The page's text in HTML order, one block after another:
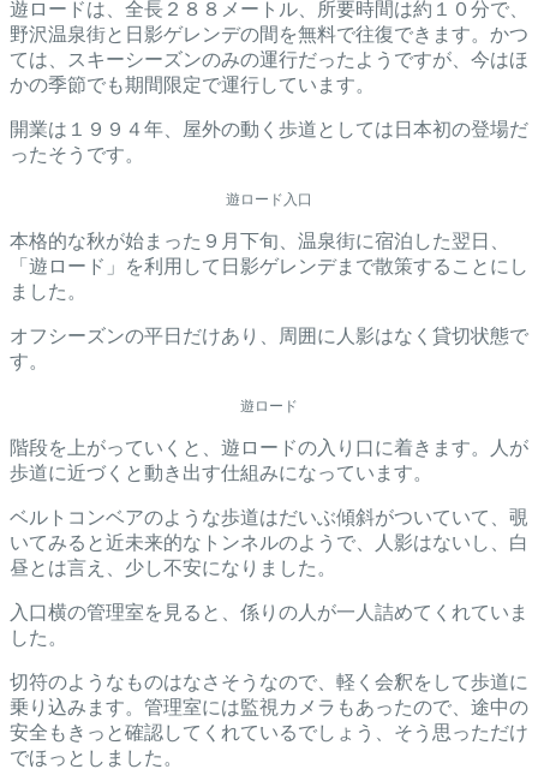
遊ロードは、全長２８８メートル、所要時間は約１０分で、
野沢温泉街と日影ゲレンデの間を無料で往復できます。かつ
ては、スキーシーズンのみの運行だったようですが、今はほ
かの季節でも期間限定で運行しています。
開業は１９９４年、屋外の動く歩道としては日本初の登場だ
ったそうです。
遊ロード入口
本格的な秋が始まった９月下旬、温泉街に宿泊した翌日、
「遊ロード」を利用して日影ゲレンデまで散策することにし
ました。
オフシーズンの平日だけあり、周囲に人影はなく貸切状態で
す。
遊ロード
階段を上がっていくと、遊ロードの入り口に着きます。人が
歩道に近づくと動き出す仕組みになっています。
ベルトコンベアのような歩道はだいぶ傾斜がついていて、覗
いてみると近未来的なトンネルのようで、人影はないし、白
昼とは言え、少し不安になりました。
入口横の管理室を見ると、係りの人が一人詰めてくれていま
した。
切符のようなものはなさそうなので、軽く会釈をして歩道に
乗り込みます。管理室には監視カメラもあったので、途中の
安全もきっと確認してくれているでしょう、そう思っただけ
でほっとしました。